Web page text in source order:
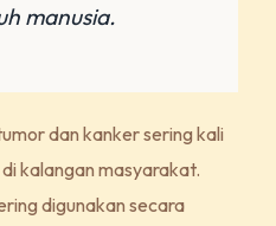
manusia.
dan kanker sering kali
kalangan masyarakat.
digunakan secara